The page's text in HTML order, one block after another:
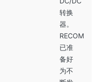
转换
器。
RECOM
已准
备好
为不